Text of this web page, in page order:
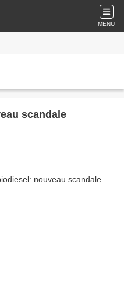
MENU
scandale